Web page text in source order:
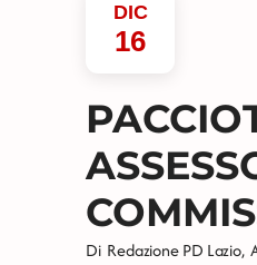
DIC
16
Di Redazione PD Lazio,